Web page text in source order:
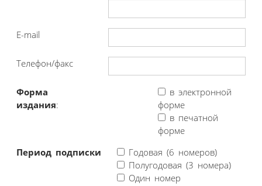
E-mail
Телефон/факс
Форма
издания:
в электронной
форме
в печатной
форме
Период подписки
Годовая (6 номеров)
Полугодовая (3 номера)
Один номер